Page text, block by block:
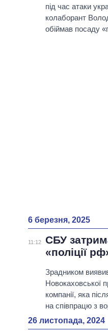
ДАЙДЖЕСТИ
ВЕРХОВНА РАДА
КАБІНЕТ МІНІСТРІВ
під час атаки
колаборант
обіймав посаду
6 березня, 2025
11:12
СБУ
«поліції
Зрадником
Новокаховської
компанії, яка
на співпрацю з
26 листопада, 2024